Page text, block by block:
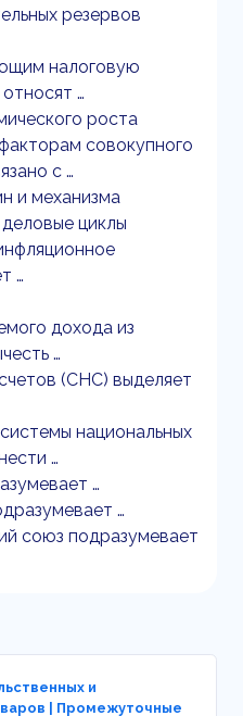
резервов
налоговую
…
роста
совокупного
с …
и механизма
циклы
…
дохода из
…
(СНС) выделяет
национальных
…
…
…
союз подразумевает
и
| Промежуточные